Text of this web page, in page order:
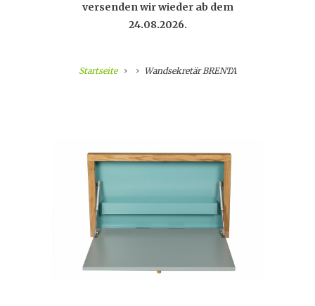
versenden wir wieder ab dem
24.08.2026.
Startseite Wandsekretär BRENTA